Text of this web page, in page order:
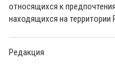
относящихся к
находящихся на
Редакция